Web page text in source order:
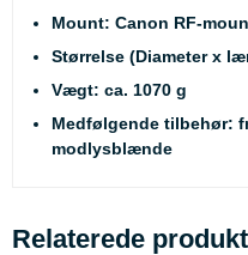
Mount: Canon RF-
Størrelse (Diameter x
Vægt: ca. 1070 g
Medfølgende tilbehør:
modlysblænde
Relaterede